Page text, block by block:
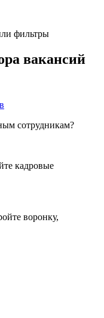
фильтры
вакансий
сотрудникам?
кадровые
воронку,